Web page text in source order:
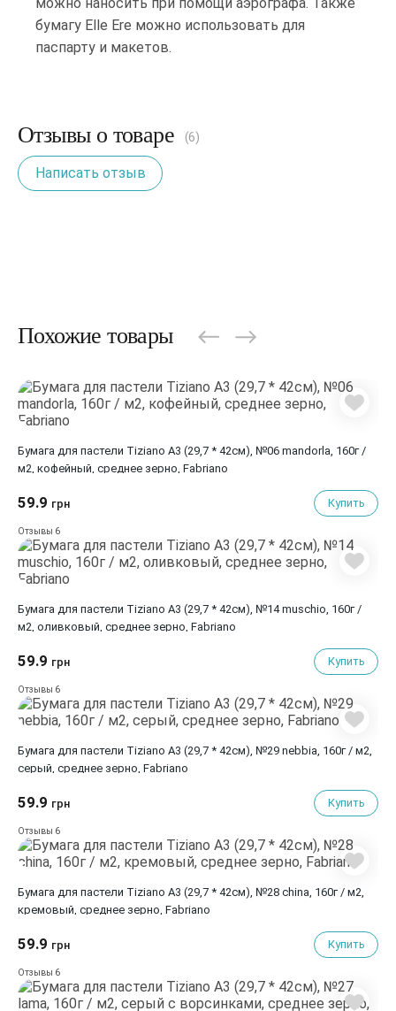
бумагу Elle Ere можно использовать для
паспарту и макетов.
Отзывы о товаре (6)
Написать отзыв
Похожие товары
Бумага для пастели Tiziano A3 (29,7 * 42см), №06 mandorla, 160г /
м2, кофейный, среднее зерно, Fabriano
59.9 грн Купить
Отзывы 6
Бумага для пастели Tiziano A3 (29,7 * 42см), №14 muschio, 160г /
м2, оливковый, среднее зерно, Fabriano
59.9 грн Купить
Отзывы 6
Бумага для пастели Tiziano A3 (29,7 * 42см), №29 nebbia, 160г / м2,
серый, среднее зерно, Fabriano
59.9 грн Купить
Отзывы 6
Бумага для пастели Tiziano A3 (29,7 * 42см), №28 china, 160г / м2,
кремовый, среднее зерно, Fabriano
59.9 грн Купить
Отзывы 6